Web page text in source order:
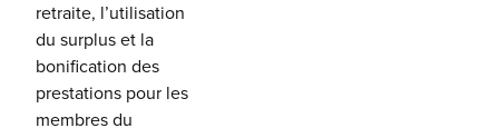
retraite, l’utilisation
du surplus et la
bonification des
prestations pour les
membres du